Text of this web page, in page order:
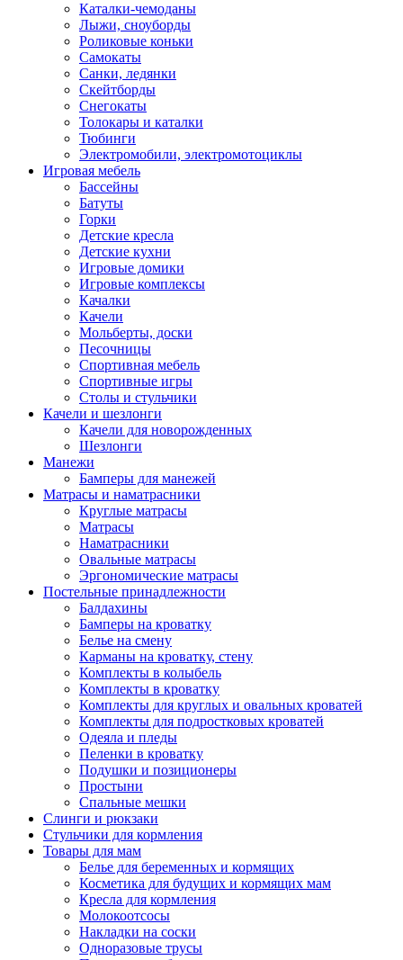
Каталки-чемоданы
Лыжи, сноуборды
Роликовые коньки
Самокаты
Санки, ледянки
Скейтборды
Снегокаты
Толокары и каталки
Тюбинги
Электромобили, электромотоциклы
Игровая мебель
Бассейны
Батуты
Горки
Детские кресла
Детские кухни
Игровые домики
Игровые комплексы
Качалки
Качели
Мольберты, доски
Песочницы
Спортивная мебель
Спортивные игры
Столы и стульчики
Качели и шезлонги
Качели для новорожденных
Шезлонги
Манежи
Бамперы для манежей
Матрасы и наматрасники
Круглые матрасы
Матрасы
Наматрасники
Овальные матрасы
Эргономические матрасы
Постельные принадлежности
Балдахины
Бамперы на кроватку
Белье на смену
Карманы на кроватку, стену
Комплекты в колыбель
Комплекты в кроватку
Комплекты для круглых и овальных кроватей
Комплекты для подростковых кроватей
Одеяла и пледы
Пеленки в кроватку
Подушки и позиционеры
Простыни
Спальные мешки
Слинги и рюкзаки
Стульчики для кормления
Товары для мам
Белье для беременных и кормящих
Косметика для будущих и кормящих мам
Кресла для кормления
Молокоотсосы
Накладки на соски
Одноразовые трусы